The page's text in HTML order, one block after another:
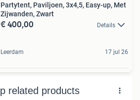
Partytent, Paviljoen, 3x4,5, Easy-up, Met
Zijwanden, Zwart
€ 400,00 Details
Leerdam 17 jul 26